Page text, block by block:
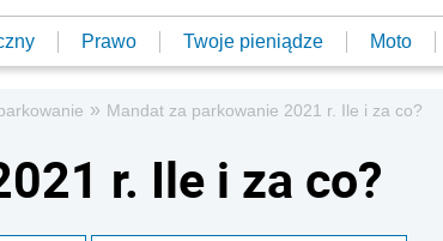
Prawo Twoje pieniądze Moto
» Mandat za parkowanie 2021 r. Ile i za co?
r. Ile i za co?